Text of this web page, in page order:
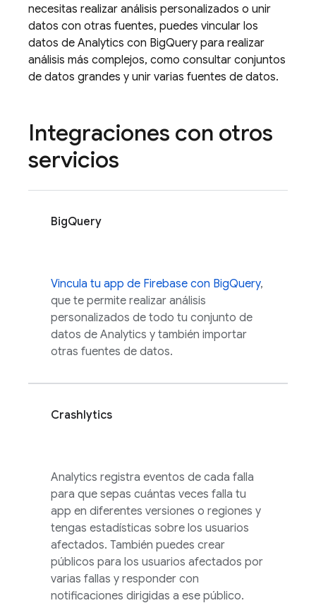
necesitas realizar análisis personalizados o unir
datos con otras fuentes, puedes vincular los
datos de Analytics con BigQuery para realizar
análisis más complejos, como consultar conjuntos
de datos grandes y unir varias fuentes de datos.
Integraciones con otros
servicios
BigQuery
Vincula tu app de Firebase con BigQuery,
que te permite realizar análisis
personalizados de todo tu conjunto de
datos de Analytics y también importar
otras fuentes de datos.
Crashlytics
Analytics registra eventos de cada falla
para que sepas cuántas veces falla tu
app en diferentes versiones o regiones y
tengas estadísticas sobre los usuarios
afectados. También puedes crear
públicos para los usuarios afectados por
varias fallas y responder con
notificaciones dirigidas a ese público.